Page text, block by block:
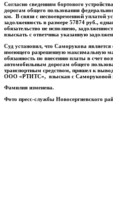
Согласно сведениям бортового
дорогам общего пользования
км. В связи с несвоевременной уплатой
задолженность в размере 57874 руб.,
обязательство не исполнено,
взыскать с ответчика указанную
Суд установил, что Саморукова является
имеющего разрешенную максимальную
обязанность по внесению платы в счет
автомобильным дорогам общего
транспортным средством, пришел к
ООО «РТИТС», взыскав с Саморуковой
Фамилия изменена.
Фото пресс-службы Новосергиевского